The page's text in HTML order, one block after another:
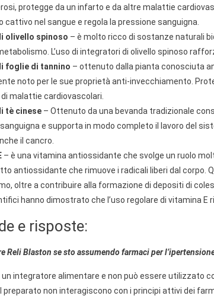
protegge da un infarto e da altre malattie
cattivo nel sangue e regola la pressione sanguigna.
olivello spinoso – è molto ricco di sostanze naturali
L’uso di integratori di olivello spinoso
foglie di tannino – ottenuto dalla pianta conosciuta
noto per le sue proprietà anti-invecchiamento.
malattie cardiovascolari.
tè cinese – Ottenuto da una bevanda tradizionale
e supporta in modo completo il lavoro del
il cancro.
– è una vitamina antiossidante che svolge un ruolo
antiossidante che rimuove i radicali liberi dal corpo.
oltre a contribuire alla formazione di depositi di
hanno dimostrato che l’uso regolare di vitamina E
e risposte:
Reli Blaston se sto assumendo farmaci per
un integratore alimentare e non può essere
preparato non interagiscono con i principi attivi dei